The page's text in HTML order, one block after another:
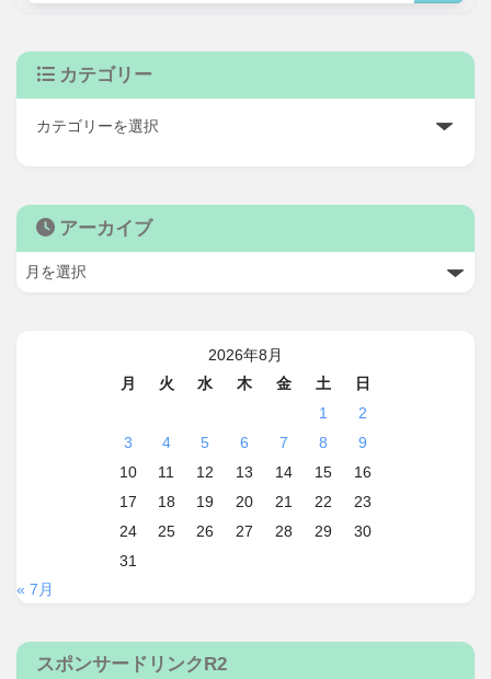
カテゴリー
アーカイブ
2026年8月
月
火 水 木 金 土
日
1
2
3
4 5 6 7 8
9
10
11 12 13 14 15
16
17
18 19 20 21 22
23
24
25 26 27 28 29
30
31
« 7月
スポンサードリンクR2